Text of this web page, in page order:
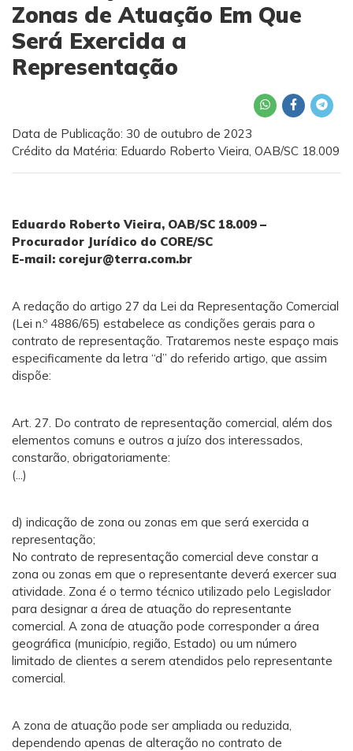
Zonas de Atuação Em Que
Será Exercida a
Representação
Data de Publicação: 30 de outubro de 2023
Crédito da Matéria: Eduardo Roberto Vieira, OAB/SC 18.009
Eduardo Roberto Vieira, OAB/SC 18.009 –
Procurador Jurídico do CORE/SC
E-mail: corejur@terra.com.br
A redação do artigo 27 da Lei da Representação Comercial
(Lei n.º 4886/65) estabelece as condições gerais para o
contrato de representação. Trataremos neste espaço mais
especificamente da letra “d” do referido artigo, que assim
dispõe:
Art. 27. Do contrato de representação comercial, além dos
elementos comuns e outros a juízo dos interessados,
constarão, obrigatoriamente:
(...)
d) indicação de zona ou zonas em que será exercida a
representação;
No contrato de representação comercial deve constar a
zona ou zonas em que o representante deverá exercer sua
atividade. Zona é o termo técnico utilizado pelo Legislador
para designar a área de atuação do representante
comercial. A zona de atuação pode corresponder a área
geográfica (município, região, Estado) ou um número
limitado de clientes a serem atendidos pelo representante
comercial.
A zona de atuação pode ser ampliada ou reduzida,
dependendo apenas de alteração no contrato de